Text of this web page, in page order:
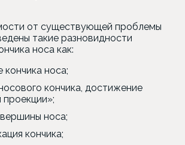
от существующей проблемы
такие разновидности
носа как:
кончика носа;
кончика, достижение
проекции»;
носа;
кончика;